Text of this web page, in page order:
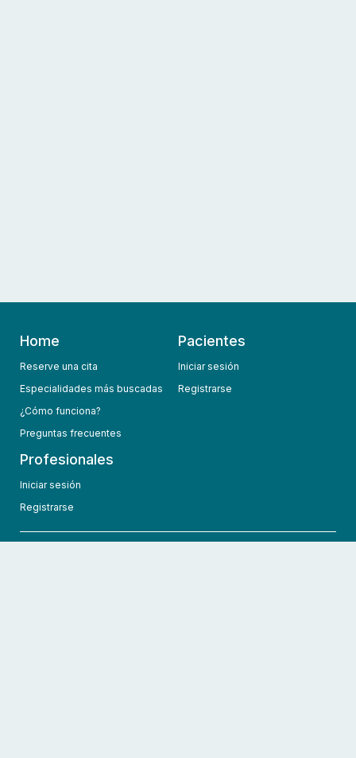
Home
Reserve una cita
Especialidades más buscadas
¿Cómo funciona?
Preguntas frecuentes
Pacientes
Iniciar sesión
Registrarse
Profesionales
Iniciar sesión
Registrarse